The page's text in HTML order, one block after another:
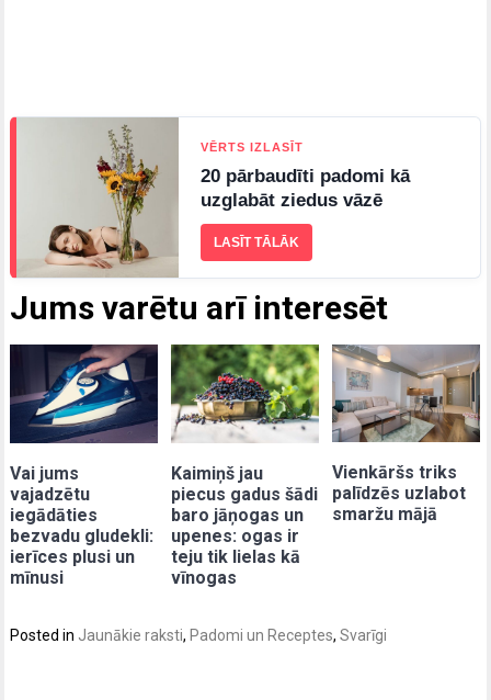
Jums varētu arī interesēt
Vai jums
vajadzētu
iegādāties
bezvadu gludekli:
ierīces plusi un
mīnusi
Kaimiņš jau
piecus gadus šādi
baro jāņogas un
upenes: ogas ir
teju tik lielas kā
vīnogas
Vienkāršs triks
palīdzēs uzlabot
smaržu mājā
VĒRTS IZLASĪT
20 pārbaudīti padomi kā
uzglabāt ziedus vāzē
LASĪT TĀLĀK
Posted in Jaunākie raksti, Padomi un Receptes,Svarīgi